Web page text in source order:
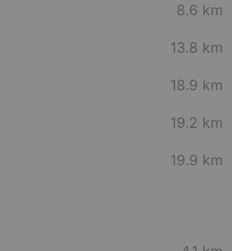
8.6 km
13.8 km
18.9 km
19.2 km
19.9 km